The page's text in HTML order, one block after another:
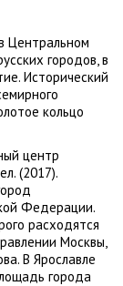
Центральном
городов, в
Исторический
кольцо
центр
(2017).
Федерации.
расходятся
Москвы,
В Ярославле
города